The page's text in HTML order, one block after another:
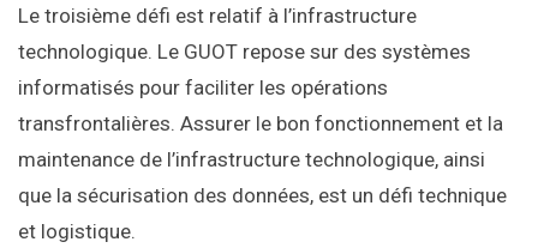
Le troisième défi est relatif à l’infrastructure
technologique. Le GUOT repose sur des systèmes
informatisés pour faciliter les opérations
transfrontalières. Assurer le bon fonctionnement et la
maintenance de l’infrastructure technologique, ainsi
que la sécurisation des données, est un défi technique
et logistique.